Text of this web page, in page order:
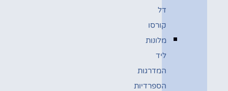
דל
קורסו
מלונות
ליד
המדרגות
הספרדיות